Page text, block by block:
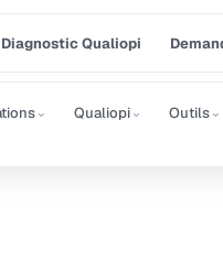
Diagnostic Qualiopi
⌄ Qualiopi⌄ Outils⌄